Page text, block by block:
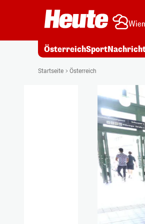
ÖsterreichSport
Startseite Österreich